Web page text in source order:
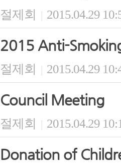
절제회 | 2015.04.29
2015 Anti-
절제회 | 2015.04.29
Council Meeting
절제회 | 2015.04.29
Donation of